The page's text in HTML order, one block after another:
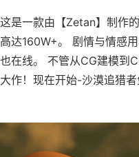
是一款由【Zetan】制作
达160W+。 剧情与情感
在线。 不管从CG建模到
作！现在开始-沙漠追猎